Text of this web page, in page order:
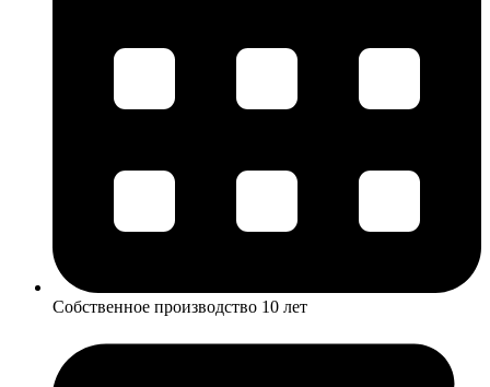
Собственное производство 10 лет